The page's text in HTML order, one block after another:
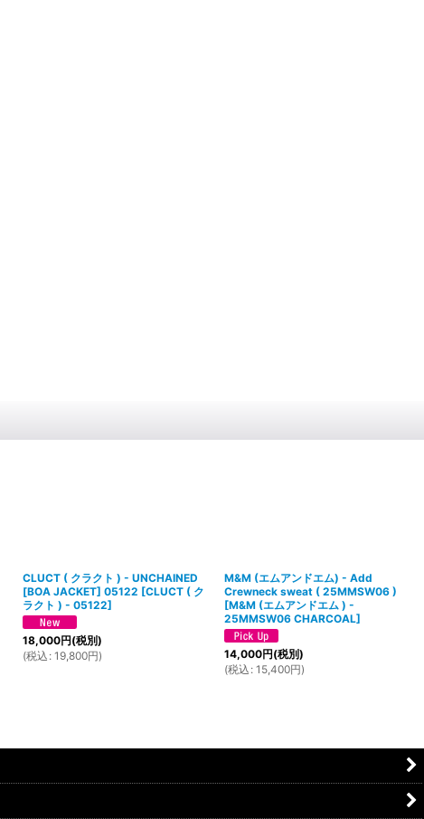
CLUCT ( クラクト ) - UNCHAINED
[BOA JACKET] 05122 [CLUCT ( ク
ラクト ) - 05122]
18,000円(税別)
(税込 : 19,800円)
M&M (エムアンドエム) - Add
Crewneck sweat ( 25MMSW06 )
[M&M (エムアンドエム ) -
25MMSW06 CHARCOAL]
14,000円(税別)
(税込 : 15,400円)